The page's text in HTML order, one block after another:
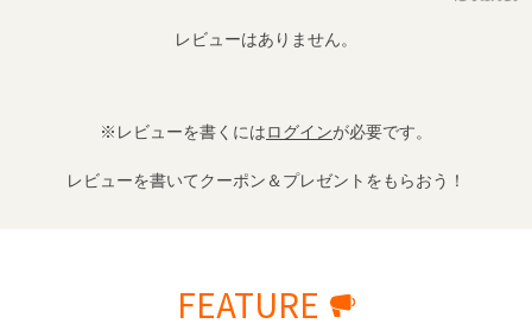
レビューはありません。
※レビューを書くにはログインが必要です。
レビューを書いてクーポン＆プレゼントをもらおう！
FEATURE